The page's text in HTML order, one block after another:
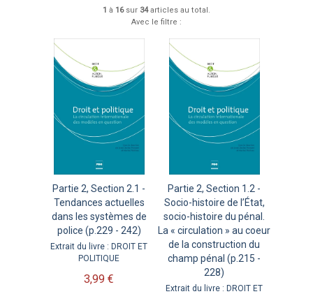
1 à 16sur 34articles au total.
Avec le filtre :
Partie 2, Section 2.1 -
Tendances actuelles
dans les systèmes de
police (p.229 - 242)
Extrait du livre : DROIT ET
POLITIQUE
3,99 €
Partie 2, Section 1.2 -
Socio-histoire de l’État,
socio-histoire du pénal.
La « circulation » au coeur
de la construction du
champ pénal (p.215 -
228)
Extrait du livre : DROIT ET